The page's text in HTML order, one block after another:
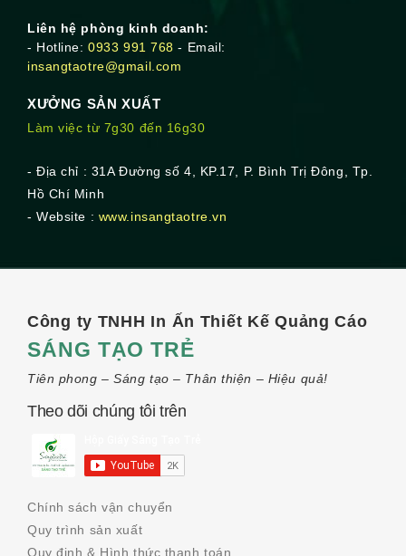
Liên hệ phòng kinh doanh:
- Hotline:0933 991 768 - Email:
insangtaotre@gmail.com
XƯỞNG SẢN XUẤT
Làm việc từ 7g30 đến 16g30
- Địa chỉ : 31A Đường số 4, KP.17, P. Bình Trị Đông, Tp.
Hồ Chí Minh
- Website : www.insangtaotre.vn
Công ty TNHH In Ấn Thiết Kế Quảng Cáo
SÁNG TẠO TRẺ
Tiên phong – Sáng tạo – Thân thiện – Hiệu quả!
Theo dõi chúng tôi trên
Chính sách vận chuyển
Quy trình sản xuất
Quy định & Hình thức thanh toán